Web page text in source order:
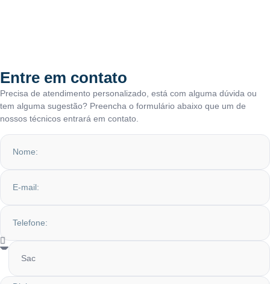
Entre em contato
Precisa de atendimento personalizado, está com alguma dúvida ou
tem alguma sugestão? Preencha o formulário abaixo que um de
nossos técnicos entrará em contato.